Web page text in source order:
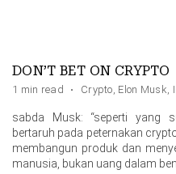
DON’T BET ON CRYPTO
1 min read · Crypto, Elon Musk,
sabda Musk: “seperti yang
bertaruh pada peternakan
membangun produk dan
manusia, bukan uang dalam